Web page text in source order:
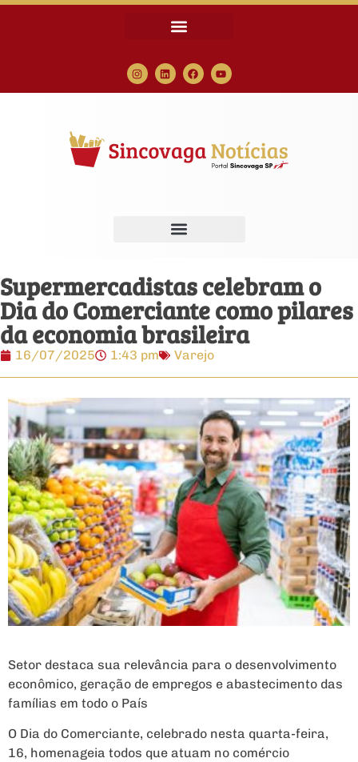
Supermercadistas celebram o
Dia do Comerciante como pilares
da economia brasileira
16/07/2025 1:43 pm Varejo
Setor destaca sua relevância para o desenvolvimento
econômico, geração de empregos e abastecimento das
famílias em todo o País
O Dia do Comerciante, celebrado nesta quarta-feira,
16, homenageia todos que atuam no comércio